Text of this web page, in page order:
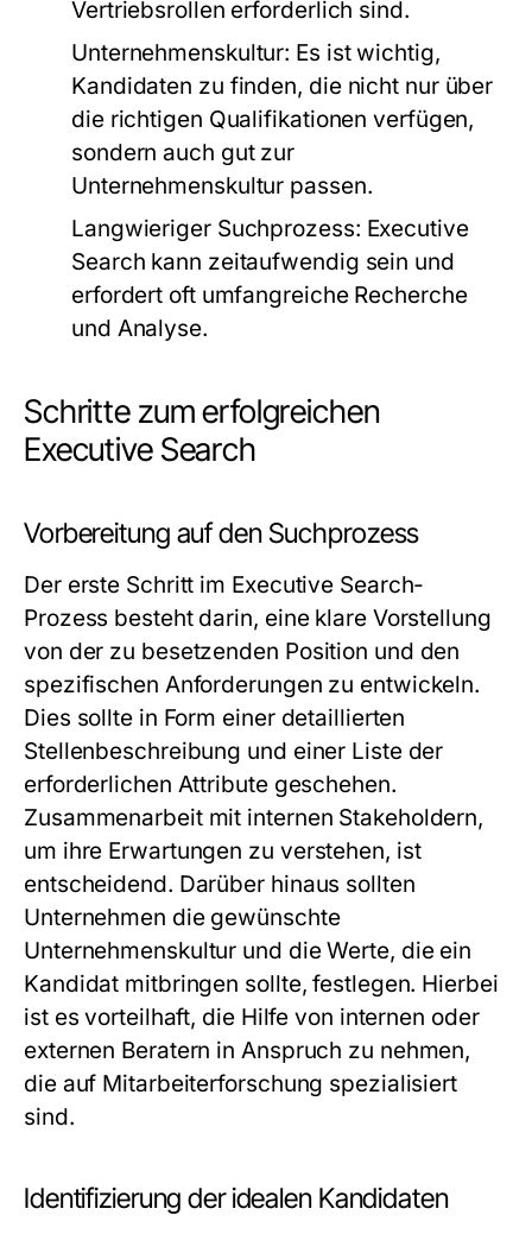
Vertriebsrollen erforderlich sind.
Unternehmenskultur: Es ist wichtig,
Kandidaten zu finden, die nicht nur über
die richtigen Qualifikationen verfügen,
sondern auch gut zur
Unternehmenskultur passen.
Langwieriger Suchprozess: Executive
Search kann zeitaufwendig sein und
erfordert oft umfangreiche Recherche
und Analyse.
Schritte zum erfolgreichen
Executive Search
Vorbereitung auf den Suchprozess
Der erste Schritt im Executive Search-
Prozess besteht darin, eine klare Vorstellung
von der zu besetzenden Position und den
spezifischen Anforderungen zu entwickeln.
Dies sollte in Form einer detaillierten
Stellenbeschreibung und einer Liste der
erforderlichen Attribute geschehen.
Zusammenarbeit mit internen Stakeholdern,
um ihre Erwartungen zu verstehen, ist
entscheidend. Darüber hinaus sollten
Unternehmen die gewünschte
Unternehmenskultur und die Werte, die ein
Kandidat mitbringen sollte, festlegen. Hierbei
ist es vorteilhaft, die Hilfe von internen oder
externen Beratern in Anspruch zu nehmen,
die auf Mitarbeiterforschung spezialisiert
sind.
Identifizierung der idealen Kandidaten